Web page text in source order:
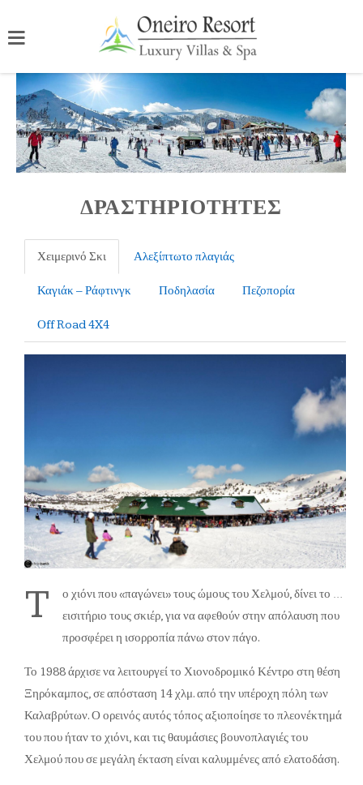
ΔΡΑΣΤΗΡΙΟΤΗΤΕΣ
Χειμερινό Σκι Αλεξίπτωτο πλαγιάς
Καγιάκ – Ράφτινγκ Ποδηλασία Πεζοπορία
Οff Road 4X4
T
ο χιόνι που «παγώνει» τους ώμους του Χελμού, δίνει το …
εισιτήριο τους σκιέρ, για να αφεθούν στην απόλαυση που
προσφέρει η ισορροπία πάνω στον πάγο.
Το 1988 άρχισε να λειτουργεί το Χιονοδρομικό Κέντρο στη θέση
Ξηρόκαμπος, σε απόσταση 14 χλμ. από την υπέροχη πόλη των
Καλαβρύτων. Ο ορεινός αυτός τόπος αξιοποίησε το πλεονέκτημά
του που ήταν το χιόνι, και τις θαυμάσιες βουνοπλαγιές του
Χελμού που σε μεγάλη έκταση είναι καλυμμένες από ελατοδάση.